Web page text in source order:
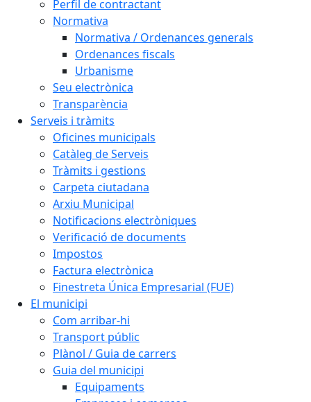
Perfil de contractant
Normativa
Normativa / Ordenances generals
Ordenances fiscals
Urbanisme
Seu electrònica
Transparència
Serveis i tràmits
Oficines municipals
Catàleg de Serveis
Tràmits i gestions
Carpeta ciutadana
Arxiu Municipal
Notificacions electròniques
Verificació de documents
Impostos
Factura electrònica
Finestreta Única Empresarial (FUE)
El municipi
Com arribar-hi
Transport públic
Plànol / Guia de carrers
Guia del municipi
Equipaments